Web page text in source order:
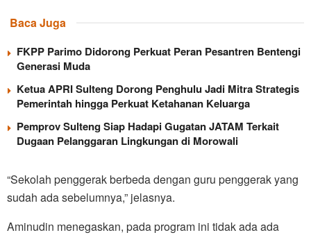
Baca Juga
FKPP Parimo Didorong Perkuat Peran Pesantren Bentengi
Generasi Muda
Ketua APRI Sulteng Dorong Penghulu Jadi Mitra Strategis
Pemerintah hingga Perkuat Ketahanan Keluarga
Pemprov Sulteng Siap Hadapi Gugatan JATAM Terkait
Dugaan Pelanggaran Lingkungan di Morowali
“Sekolah penggerak berbeda dengan guru penggerak yang
sudah ada sebelumnya,” jelasnya.
Aminudin menegaskan, pada program ini tidak ada ada